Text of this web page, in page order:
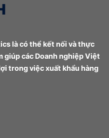
là có thể kết nối và thực
giúp các Doanh nghiệp Việt
trong việc xuất khẩu hàng